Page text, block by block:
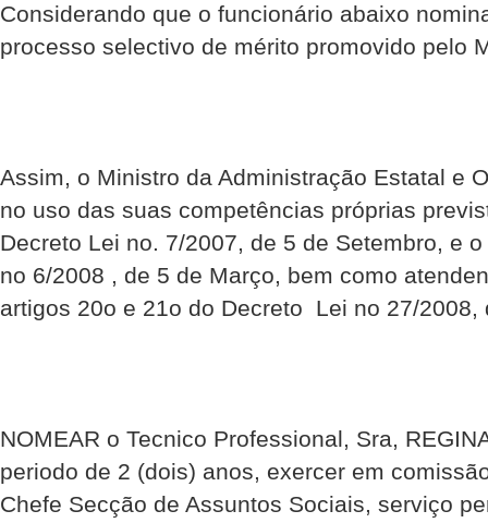
Considerando que o funcionário abaixo
processo selectivo de mérito promovido pelo
Assim, o Ministro da Administração Estatal e
no uso das suas competências próprias
Decreto Lei no. 7/2007, de 5 de Setembro, e
no 6/2008 , de 5 de Março, bem como
artigos 20o e 21o do Decreto  Lei no 27/
NOMEAR o Tecnico Professional, Sra,
periodo de 2 (dois) anos, exercer em
Chefe Secção de Assuntos Sociais, serviço